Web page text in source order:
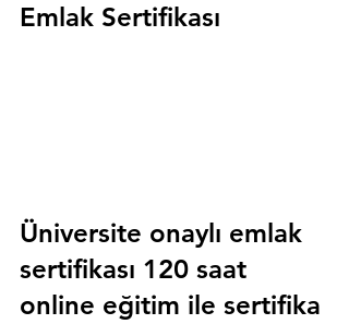
Emlak Sertifikası
Üniversite onaylı emlak
sertifikası 120 saat
online eğitim ile sertifika